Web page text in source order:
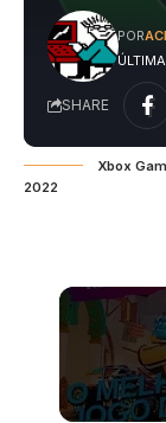
POR
SHARE
Xbox
2022